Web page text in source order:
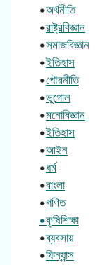
•অর্থনীতি
•রাষ্ট্রবিজ্ঞান
•সমাজবিজ্ঞান
•ইতিহাস
•পৌরনীতি
•ভূগোল
•মনোবিজ্ঞান
•ইতিহাস
•আইন
•ধর্ম
•বাংলা
•গণিত
•কৃষিশিক্ষা
•ব্যবসায়
•ফিন্যান্স